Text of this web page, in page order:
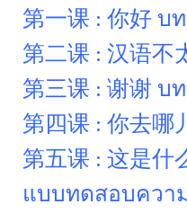
第一课 : 你好 บ
第二课 : 汉语
第三课 : 谢谢
第四课 : 你去哪
第五课 : 这是
แบบทดสอบควา